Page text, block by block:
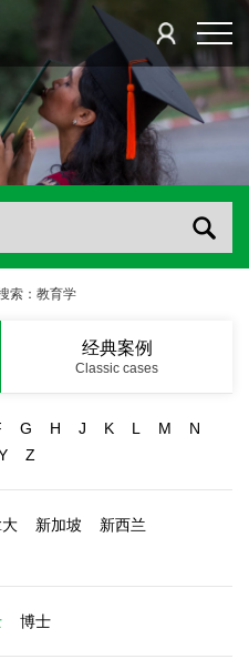
索：教育学
经典案例
Classic cases
G H J K L M
N
Z
新加坡
新西兰
博士